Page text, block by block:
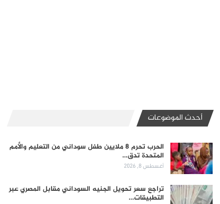
أحدث الموضوعات
الحرب تحرم 8 ملايين طفل سوداني من التعليم والأمم
المتحدة تدق…
أغسطس 8, 2026
تراجع سعر تحويل الجنيه السوداني مقابل المصري عبر
التطبيقات…